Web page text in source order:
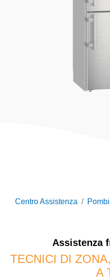
Centro Assistenza
Assistenza
TECNICI DI
A